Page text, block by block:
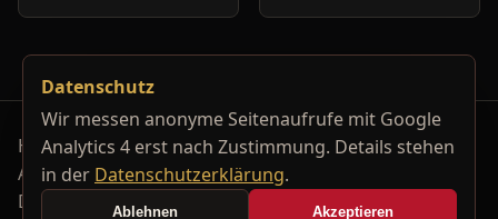
Die Insassen können
menschenleere Eiland
retten, doch dort sollen
s
empfängt einen Hilferuf
Monaten verschollenen
Mysteriös: Laut Auss
Horrorfilm-Reviews, Serienkiller-Profile und Genre-
Archiv.
Datenschutzerklärung
Kontakt
Datenschutz
Wir messen anonyme Seitenaufrufe mit Google
Analytics 4 erst nach Zustimmung. Details stehen
in der Datenschutzerklärung.
Ablehnen Akzeptieren